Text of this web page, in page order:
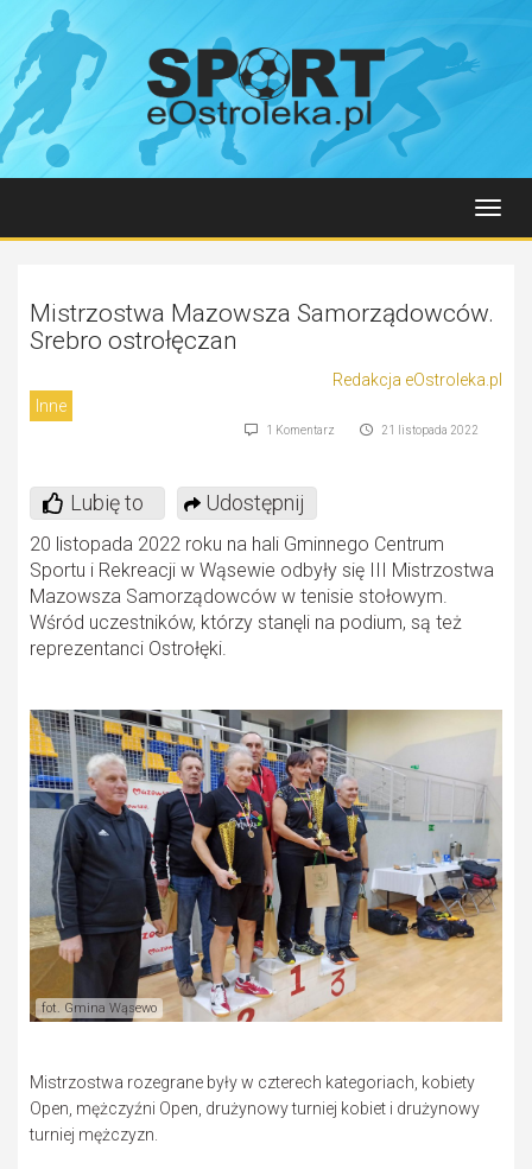
Mistrzostwa Mazowsza Samorządowców.
Srebro ostrołęczan
Redakcja eOstroleka.pl
Inne
21 listopada 2022
1 Komentarz
Lubię to Udostępnij
20 listopada 2022 roku na hali Gminnego Centrum
Sportu i Rekreacji w Wąsewie odbyły się III Mistrzostwa
Mazowsza Samorządowców w tenisie stołowym.
Wśród uczestników, którzy stanęli na podium, są też
reprezentanci Ostrołęki.
fot. Gmina Wąsewo
Mistrzostwa rozegrane były w czterech kategoriach, kobiety
Open, mężczyźni Open, drużynowy turniej kobiet i drużynowy
turniej mężczyzn.